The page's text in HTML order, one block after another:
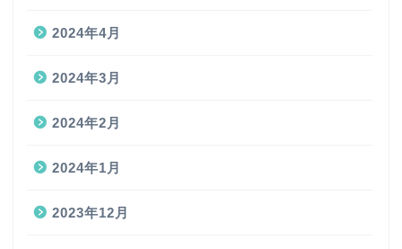
2024年4月
2024年3月
2024年2月
2024年1月
2023年12月